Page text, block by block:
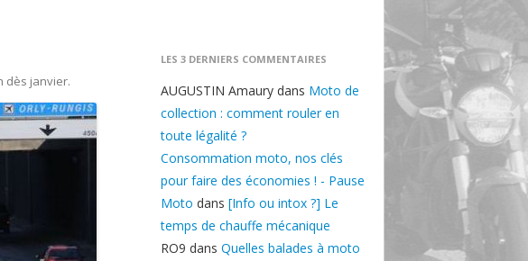
dès janvier.
LES 3 DERNIERS COMMENTAIRES
AUGUSTIN Amaurydans Moto de
collection : comment rouler en
toute légalité ?
Consommation moto, nos clés
pour faire des économies ! - Pause
Moto dans [Info ou intox ?] Le
temps de chauffe mécanique
RO9 dans Quelles balades à moto